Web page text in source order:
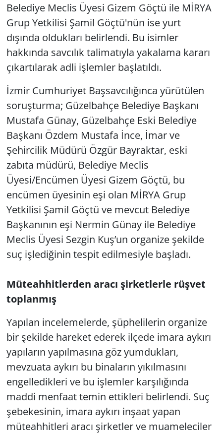
Belediye Meclis Üyesi Gizem Göçtü ile MİRYA
Grup Yetkilisi Şamil Göçtü'nün ise yurt
dışında oldukları belirlendi. Bu isimler
hakkında savcılık talimatıyla yakalama kararı
çıkartılarak adli işlemler başlatıldı.
İzmir Cumhuriyet Başsavcılığınca yürütülen
soruşturma; Güzelbahçe Belediye Başkanı
Mustafa Günay, Güzelbahçe Eski Belediye
Başkanı Özdem Mustafa İnce, İmar ve
Şehircilik Müdürü Özgür Bayraktar, eski
zabıta müdürü, Belediye Meclis
Üyesi/Encümen Üyesi Gizem Göçtü, bu
encümen üyesinin eşi olan MİRYA Grup
Yetkilisi Şamil Göçtü ve mevcut Belediye
Başkanının eşi Nermin Günay ile Belediye
Meclis Üyesi Sezgin Kuş’un organize şekilde
suç işlediğinin tespit edilmesiyle başladı.
Müteahhitlerden aracı şirketlerle rüşvet
toplanmış
Yapılan incelemelerde, şüphelilerin organize
bir şekilde hareket ederek ilçede imara aykırı
yapıların yapılmasına göz yumdukları,
mevzuata aykırı bu binaların yıkılmasını
engelledikleri ve bu işlemler karşılığında
maddi menfaat temin ettikleri belirlendi. Suç
şebekesinin, imara aykırı inşaat yapan
müteahhitleri aracı şirketler ve muameleciler